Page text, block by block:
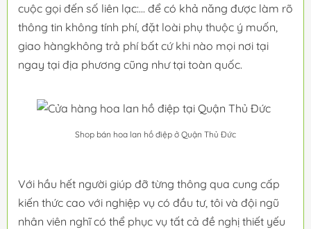
cuộc gọi đến số liên lạc:... để có khả năng được làm rõ
thông tin không tính phí, đặt loài phụ thuộc ý muốn,
giao hàngkhông trả phí bất cứ khi nào mọi nơi tại
ngay tại địa phương cũng như tại toàn quốc.
Shop bán hoa lan hồ điệp ở Quận Thủ Đức
Với hầu hết người giúp đỡ từng thông qua cung cấp
kiến thức cao với nghiệp vụ có đầu tư, tôi và đội ngũ
nhân viên nghĩ có thể phục vụ tất cả đề nghị thiết yếu